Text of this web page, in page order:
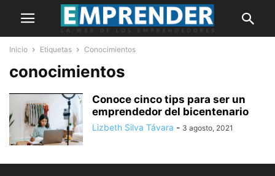
Inicio Etiquetas Conocimientos
conocimientos
Conoce cinco tips para ser un
emprendedor del bicentenario
Lizbeth Silva Távara - 3 agosto, 2021